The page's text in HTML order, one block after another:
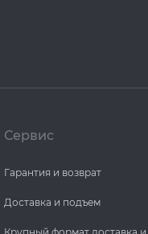
Сервис
Гарантия и возврат
Доставка и подъем